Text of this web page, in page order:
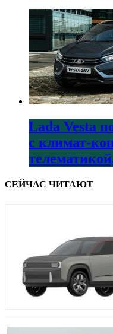
Lada Vesta
с климат-
СЕЙЧАС ЧИТАЮТ